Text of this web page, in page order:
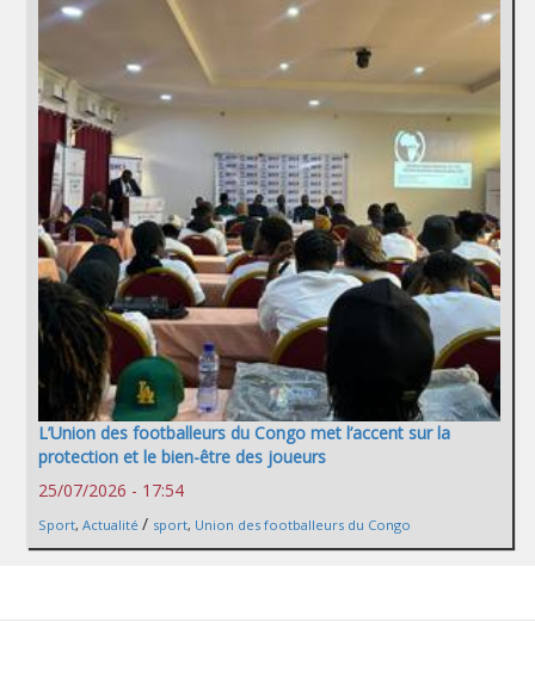
L’Union des footballeurs du Congo met l’accent sur la
protection et le bien-être des joueurs
25/07/2026 - 17:54
Sport, Actualité / sport, Union des footballeurs du Congo